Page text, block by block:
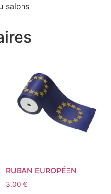
salons
RUBAN EUROPÉEN
3,00 €